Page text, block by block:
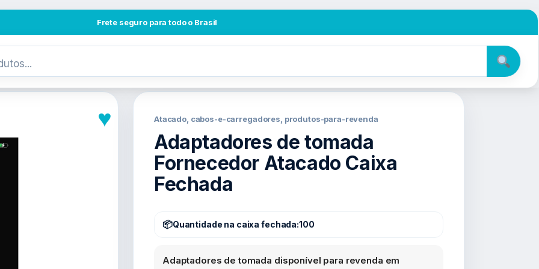
Frete seguro para todo o Brasil
♥ Atacado, cabos-e-carregadores, produtos-para-revenda
Adaptadores de tomada
Fornecedor Atacado Caixa
Fechada
Quantidade na caixa fechada:100
Adaptadores de tomada disponível para revenda em